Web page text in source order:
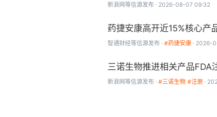
新浪网等信源发布 2026-08-07 09:32
药捷安康高开近15%核心产
智通财经等信源发布 #药捷安康 2026-
三诺生物推进相关产品FDA
新浪网等信源发布 #三诺生物 #注册